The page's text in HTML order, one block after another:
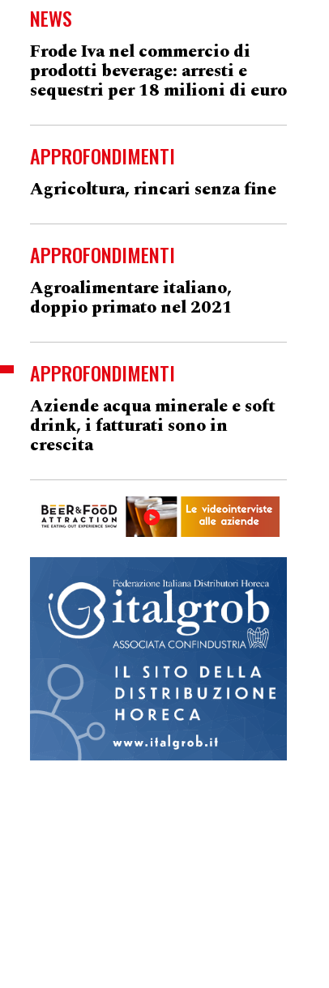
NEWS
Frode Iva nel commercio di
prodotti beverage: arresti e
sequestri per 18 milioni di euro
APPROFONDIMENTI
Agricoltura, rincari senza fine
APPROFONDIMENTI
Agroalimentare italiano,
doppio primato nel 2021
APPROFONDIMENTI
Aziende acqua minerale e soft
drink, i fatturati sono in
crescita